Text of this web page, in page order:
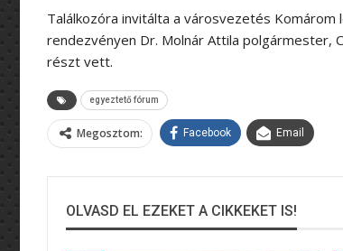
Találkozóra invitálta a városvezetés
rendezvényen Dr. Molnár Attila polgármester,
részt vett.
egyeztető fórum
Megosztom: Facebook Email
OLVASD EL EZEKET A CIKKEKET IS!